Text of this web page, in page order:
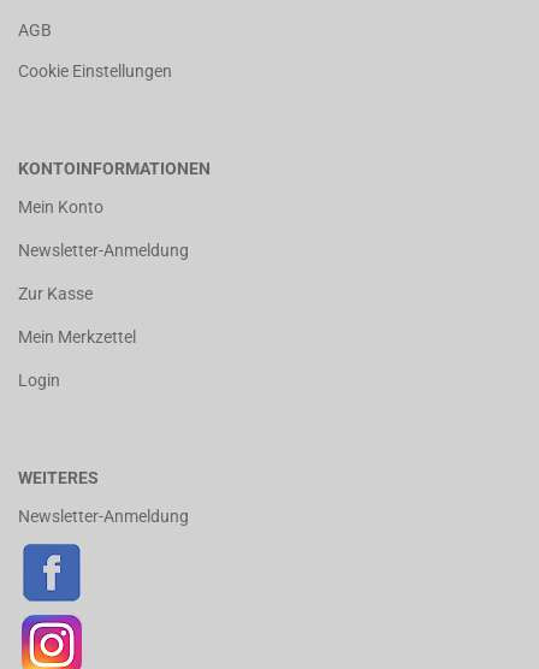
AGB
Cookie Einstellungen
KONTOINFORMATIONEN
Mein Konto
Newsletter-Anmeldung
Zur Kasse
Mein Merkzettel
Login
WEITERES
Newsletter-Anmeldung